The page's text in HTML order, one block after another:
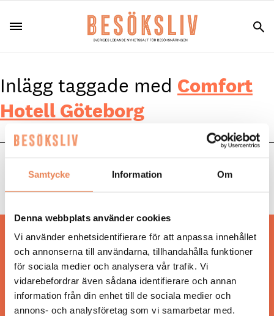
Samtycke Information Om
Denna webbplats använder cookies
Vi använder enhetsidentifierare för att anpassa innehållet
och annonserna till användarna, tillhandahålla funktioner
för sociala medier och analysera vår trafik. Vi
vidarebefordrar även sådana identifierare och annan
information från din enhet till de sociala medier och
annons- och analysföretag som vi samarbetar med.
Inlägg taggade med Comfort
Hotell Göteborg
KARRIÄR 10 februari 2023
”Vi står inför en ny början”
Hos oss läser du landets mest uppdaterade
nyheter och snackisar inom besöksnäringen.
Besöksliv i sin tryckta form är ett affärsmagasin
för ägare och ledare inom besöksnäringen.
Tidningen ges ut avVisita.